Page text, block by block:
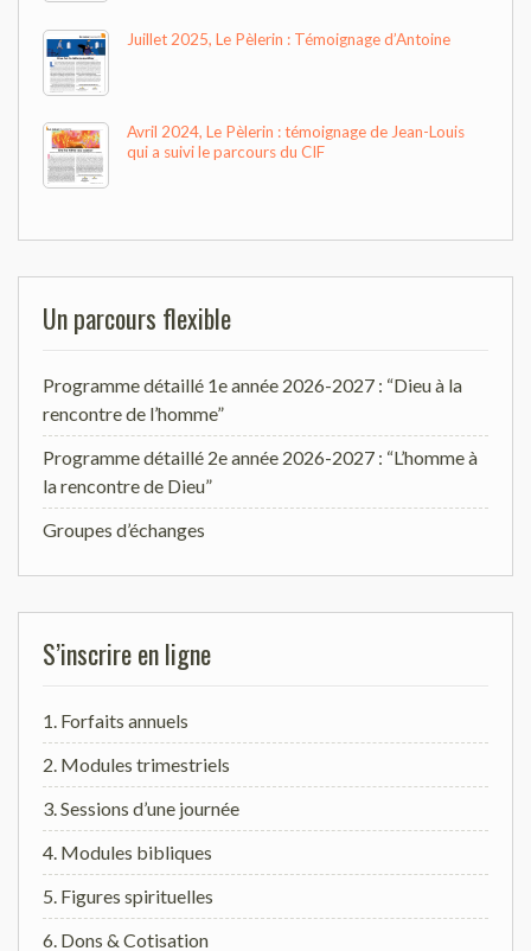
Juillet 2025, Le Pèlerin : Témoignage d’Antoine
Avril 2024, Le Pèlerin : témoignage de Jean-Louis
qui a suivi le parcours du CIF
Un parcours flexible
Programme détaillé 1e année 2026-2027 : “Dieu à la
rencontre de l’homme”
Programme détaillé 2e année 2026-2027 : “L’homme à
la rencontre de Dieu”
Groupes d’échanges
S’inscrire en ligne
1. Forfaits annuels
2. Modules trimestriels
3. Sessions d’une journée
4. Modules bibliques
5. Figures spirituelles
6. Dons & Cotisation